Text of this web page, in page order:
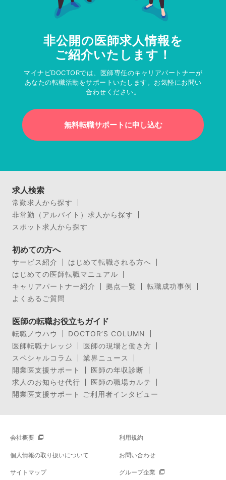
非公開の医師求人情報を
ご紹介いたします！
マイナビDOCTORでは、医師専任のキャリアパートナーが
あなたの転職活動をサポートいたします。お気軽にお問い
合わせください。
無料転職サポートに申し込む
求人検索
常勤求人から探す
非常勤（アルバイト）求人から探す
スポット求人から探す
初めての方へ
サービス紹介
はじめて転職される方へ
はじめての医師転職マニュアル
キャリアパートナー紹介
拠点一覧
転職成功事例
よくあるご質問
医師の転職お役立ちガイド
転職ノウハウ
DOCTOR’S COLUMN
医師転職ナレッジ
医師の現場と働き方
スペシャルコラム
業界ニュース
開業医支援サポート
医師の年収診断
求人のお知らせ代行
医師の職場カルテ
開業医支援サポート ご利用者インタビュー
会社概要 利用規約
個人情報の取り扱いについて お問い合わせ
サイトマップ グループ企業